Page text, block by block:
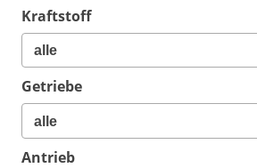
Kraftstoff
Getriebe
Antrieb